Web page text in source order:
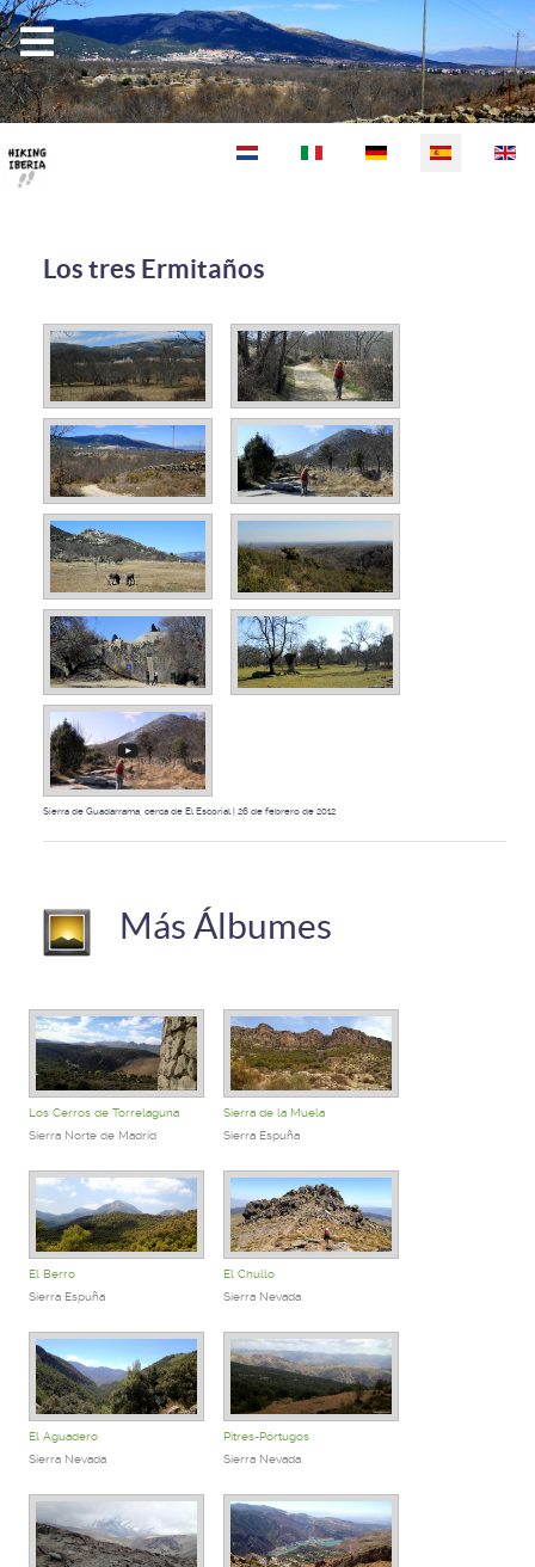
Seleccione su idioma
Los tres Ermitaños
Sierra de Guadarrama, cerca de El Escorial | 26 de febrero de 2012
Más Álbumes
Los Cerros de Torrelaguna
Sierra Norte de Madrid
Sierra de la Muela
Sierra Espuña
El Berro
Sierra Espuña
El Chullo
Sierra Nevada
El Aguadero
Sierra Nevada
Pitres-Pórtugos
Sierra Nevada